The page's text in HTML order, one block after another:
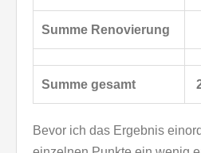
Summe Renovierung
Summe gesamt
Bevor ich das Ergebnis